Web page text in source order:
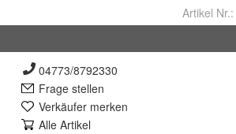
Artikel Nr.:
04773/8792330
Frage stellen
Verkäufer merken
Alle Artikel